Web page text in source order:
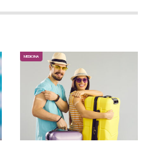
MEDICINA